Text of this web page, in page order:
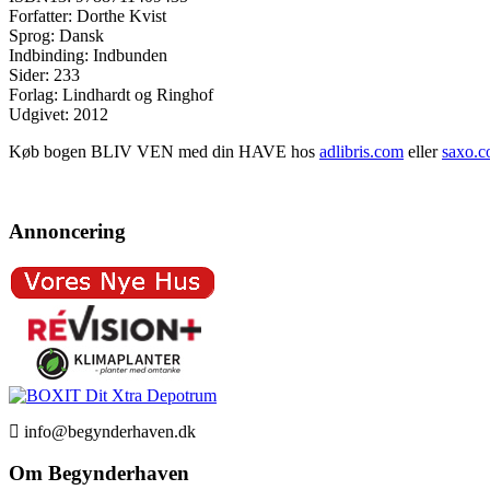
Forfatter: Dorthe Kvist
Sprog: Dansk
Indbinding: Indbunden
Sider: 233
Forlag: Lindhardt og Ringhof
Udgivet: 2012
Køb bogen BLIV VEN med din HAVE hos adlibris.com eller
Annoncering
info@begynderhaven.dk
Om Begynderhaven